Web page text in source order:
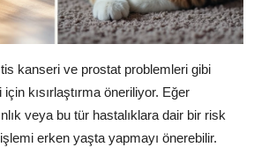
kanseri ve prostat problemleri gibi
için kısırlaştırma öneriliyor. Eğer
veya bu tür hastalıklara dair bir risk
erken yaşta yapmayı önerebilir.